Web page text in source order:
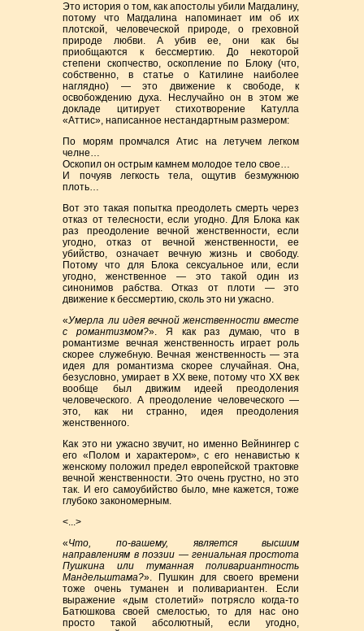
Это история о том, как апостолы убили Магдалину,
потому что Магдалина напоминает им об их
плотской, человеческой природе, о греховной
природе любви. А убив ее, они как бы
приобщаются к бессмертию. До некоторой
степени скопчество, оскопление по Блоку (что,
собственно, в статье о Катилине наиболее
наглядно) — это движение к свободе, к
освобождению духа. Неслучайно он в этом же
докладе цитирует стихотворение Катулла
«Аттис», написанное нестандартным размером:
По морям промчался Атис на летучем легком
челне…
Оскопил он острым камнем молодое тело свое…
И почуяв легкость тела, ощутив безмужнюю
плоть…
Вот это такая попытка преодолеть смерть через
отказ от телесности, если угодно. Для Блока как
раз преодоление вечной женственности, если
угодно, отказ от вечной женственности, ее
убийство, означает вечную жизнь и свободу.
Потому что для Блока сексуальное или, если
угодно, женственное — это такой один из
синонимов рабства. Отказ от плоти — это
движение к бессмертию, сколь это ни ужасно.
«Умерла ли идея вечной женственности вместе
с романтизмом?». Я как раз думаю, что в
романтизме вечная женственность играет роль
скорее служебную. Вечная женственность — эта
идея для романтизма скорее случайная. Она,
безусловно, умирает в XX веке, потому что ХХ век
вообще был движим идеей преодоления
человеческого. А преодоление человеческого —
это, как ни странно, идея преодоления
женственного.
Как это ни ужасно звучит, но именно Вейнингер с
его «Полом и характером», с его ненавистью к
женскому положил предел европейской трактовке
вечной женственности. Это очень грустно, но это
так. И его самоубийство было, мне кажется, тоже
глубоко закономерным.
<...>
«Что, по-вашему, является высшим
направлениям в поэзии — гениальная простота
Пушкина или туманная поливариантность
Мандельштама?». Пушкин для своего времени
тоже очень туманен и поливариантен. Если
выражение «дым столетий» потрясло когда-то
Батюшкова своей смелостью, то для нас оно
просто такой абсолютный, если угодно,